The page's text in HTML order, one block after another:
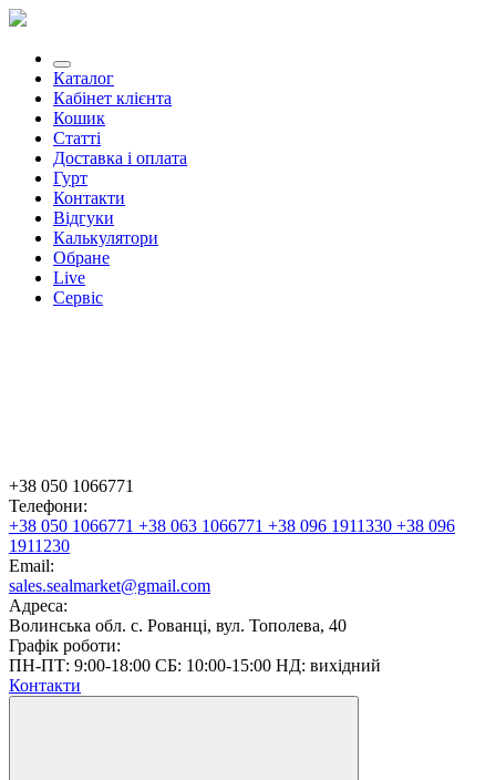
Каталог
Кабінет клієнта
Кошик
Статті
Доставка і оплата
Гурт
Контакти
Відгуки
Калькулятори
Обране
Live
Сервіс
+38 050 1066771
Телефони:
+38 050 1066771 +38 063 1066771 +38 096 1911330 +38 096
1911230
Email:
sales.sealmarket@gmail.com
Адреса:
Волинська обл. с. Рованці, вул. Тополева, 40
Графік роботи:
ПН-ПТ: 9:00-18:00 СБ: 10:00-15:00 НД: вихідний
Контакти